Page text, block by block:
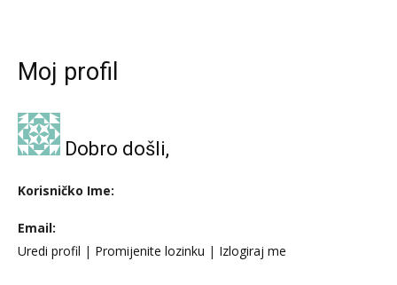
Moj profil
Dobro došli,
Korisničko Ime:
Email:
Uredi profil | Promijenite lozinku | Izlogiraj me